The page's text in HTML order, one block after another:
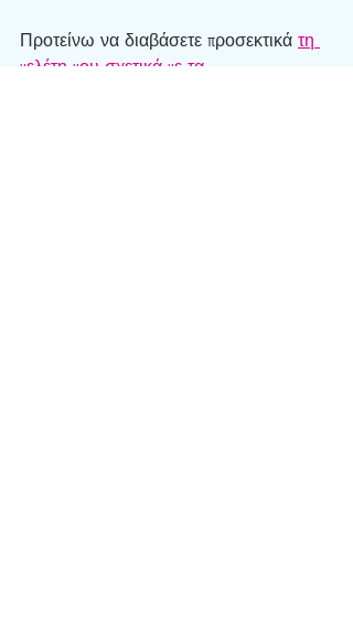
Προτείνω να διαβάσετε προσεκτικά τη
μελέτη μου σχετικά με τα